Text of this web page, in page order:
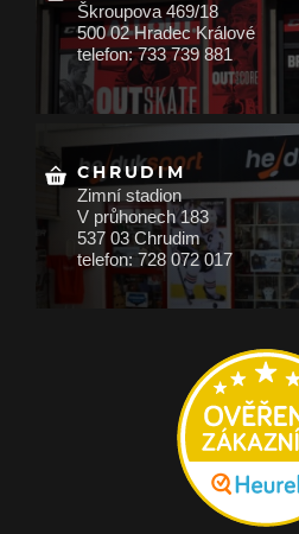
Škroupova 469/18
500 02 Hradec Králové
telefon: 733 739 881
CHRUDIM
Zimní stadion
V průhonech 183
537 03 Chrudim
telefon: 728 072 017